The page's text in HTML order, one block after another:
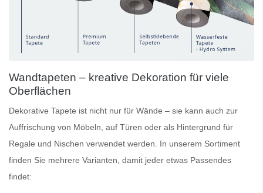
Wandtapeten – kreative Dekoration für viele
Oberflächen
Dekorative Tapete ist nicht nur für Wände – sie kann auch zur
Auffrischung von Möbeln, auf Türen oder als Hintergrund für
Regale und Nischen verwendet werden. In unserem Sortiment
finden Sie mehrere Varianten, damit jeder etwas Passendes
findet: